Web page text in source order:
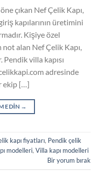
çıkan Nef Çelik Kapı,
kapılarının üretimini
Kişiye özel
alan Nef Çelik Kapı,
villa kapısı
adresinde
ekip […]
EDIN →
kapı fiyatları, Pendik çelik
modelleri, Villa kapı modelleri
Bir yorum bırak